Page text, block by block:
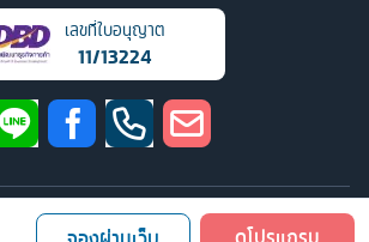
เลขที่ใบอนุญาต
11/13224
ษัท ทัวร์ครับ แทรเวล จำกัด สงวนลิขสิทธิ์